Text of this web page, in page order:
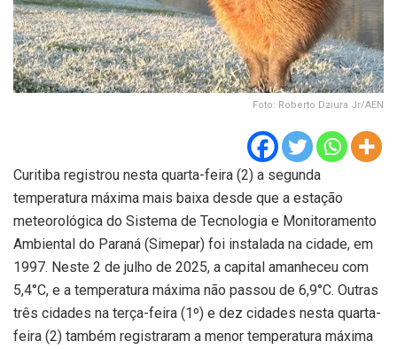
Foto: Roberto Dziura Jr/AEN
Curitiba registrou nesta quarta-feira (2) a segunda
temperatura máxima mais baixa desde que a estação
meteorológica do Sistema de Tecnologia e Monitoramento
Ambiental do Paraná (Simepar) foi instalada na cidade, em
1997. Neste 2 de julho de 2025, a capital amanheceu com
5,4°C, e a temperatura máxima não passou de 6,9°C. Outras
três cidades na terça-feira (1º) e dez cidades nesta quarta-
feira (2) também registraram a menor temperatura máxima